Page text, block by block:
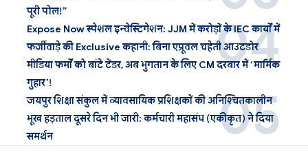
पूरी पोल!”
Expose Now स्पेशल इन्वेस्टिगेशन: JJM में करोड़ों के IEC कार्यों में
फर्जीवाड़े की Exclusive कहानी: बिना एप्रूवल चहेती आउटडोर
मीडिया फर्मों को बांटे टेंडर, अब भुगतान के लिए CM दरबार में ‘मार्मिक
गुहार’!
जयपुर शिक्षा संकुल में व्यावसायिक प्रशिक्षकों की अनिश्चितकालीन
भूख हड़ताल दूसरे दिन भी जारी: कर्मचारी महासंघ (एकीकृत) ने दिया
समर्थन